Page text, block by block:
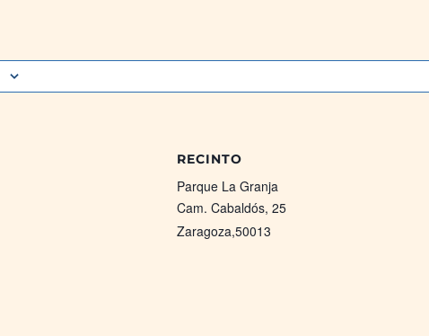
RECINTO
Parque La Granja
Cam. Cabaldós, 25
Zaragoza,50013